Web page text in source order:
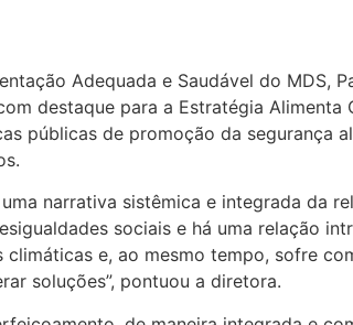
Adequada e Saudável do MDS,
destaque para a Estratégia
públicas de promoção da segurança
narrativa sistêmica e integrada da
sociais e há uma relação
e, ao mesmo tempo, sofre
soluções”, pontuou a diretora.